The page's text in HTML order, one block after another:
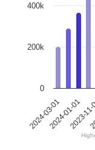
2024-03-012024-01-01
2023-
0
200k
400k